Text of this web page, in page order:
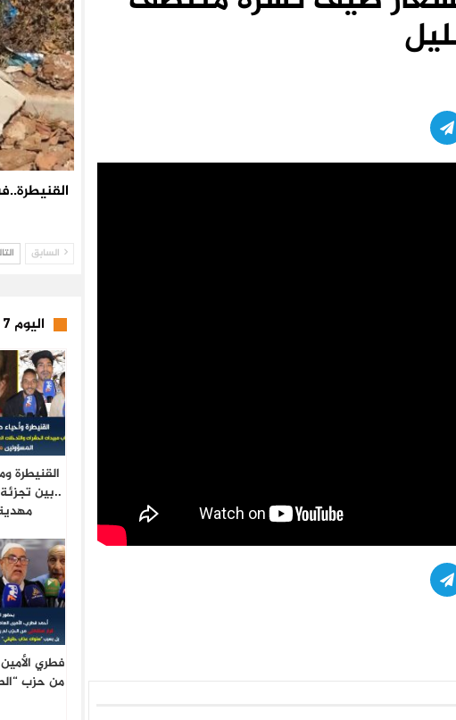
السابق
اليوم 7 تيفي
القنيطرة
..بين
فطري
من حزب